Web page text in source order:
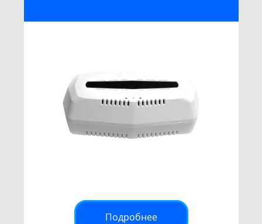
Подробнее